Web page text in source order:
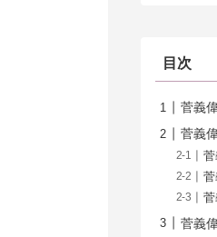
目次
菅義
菅義
菅
菅
菅
菅義